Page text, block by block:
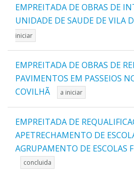
EMPREITADA DE OBRAS DE
UNIDADE DE SAUDE DE VILA
iniciar
EMPREITADA DE OBRAS DE
PAVIMENTOS EM PASSEIOS
COVILHÃ
a iniciar
EMPREITADA DE
APETRECHAMENTO DE
AGRUPAMENTO DE ESCOLAS
concluida